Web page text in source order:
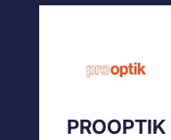
PROOPTIK